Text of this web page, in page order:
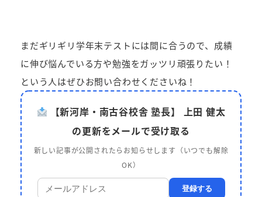
まだギリギリ学年末テストには間に合うので、成績
に伸び悩んでいる方や勉強をガッツリ頑張りたい！
という人はぜひお問い合わせくださいね！
【新河岸・南古谷校舎 塾長】 上田 健太
の更新をメールで受け取る
新しい記事が公開されたらお知らせします（いつでも解除
OK）
登録する